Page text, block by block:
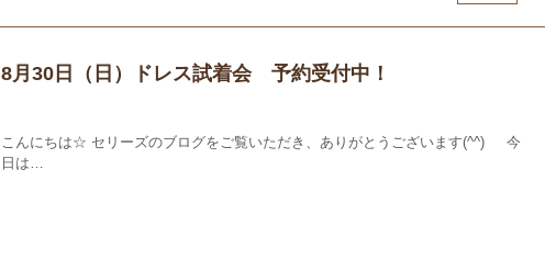
8月30日（日）ドレス試着会 予約受付中！
こんにちは☆ セリーズのブログをご覧いただき、ありがとうございます(^^) 今
日は…